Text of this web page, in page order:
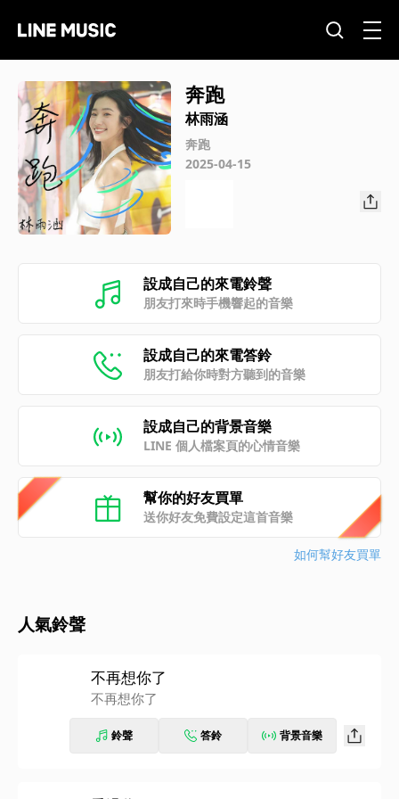
奔跑
林雨涵
奔跑
2025-04-15
設成自己的來電鈴聲
朋友打來時手機響起的音樂
設成自己的來電答鈴
朋友打給你時對方聽到的音樂
設成自己的背景音樂
LINE 個人檔案頁的心情音樂
幫你的好友買單
送你好友免費設定這首音樂
如何幫好友買單
人氣鈴聲
不再想你了
不再想你了
鈴聲 答鈴 背景音樂